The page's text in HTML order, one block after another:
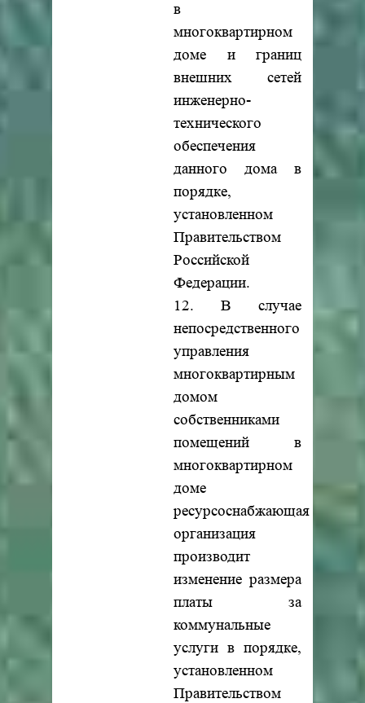
в
многоквартирном
доме и границ
внешних сетей
инженерно-
технического
обеспечения
данного дома в
порядке,
установленном
Правительством
Российской
Федерации.
12. В случае
непосредственного
управления
многоквартирным
домом
собственниками
помещений в
многоквартирном
доме
ресурсоснабжающая
организация
производит
изменение размера
платы за
коммунальные
услуги в порядке,
установленном
Правительством